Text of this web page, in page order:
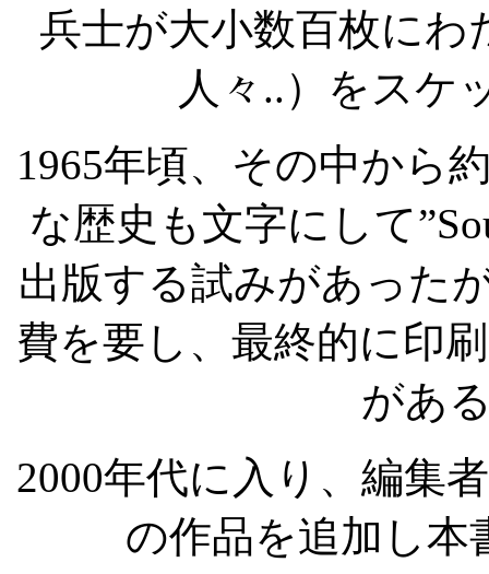
兵士が大小数百枚に
人々 ..）をスケ
1965年頃、その中から
な歴史も文字にして
出版する試みがあった
費を要し、最終的に印
があ
2000年代に入り、編集
の作品を追加し本